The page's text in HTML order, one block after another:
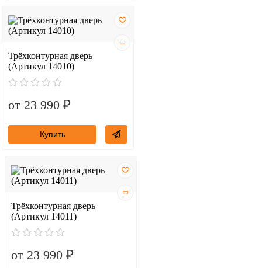
Трёхконтурная дверь
(Артикул 14010)
от 23 990 ₽
Купить
Трёхконтурная дверь
(Артикул 14011)
от 23 990 ₽